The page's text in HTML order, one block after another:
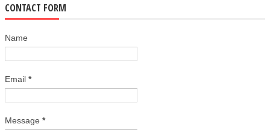
CONTACT FORM
Name
Email *
Message *